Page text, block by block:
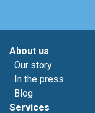
About us
Our story
In the press
Blog
Services